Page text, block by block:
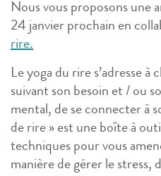
Nous vous proposons une
24 janvier prochain en
rire.
Le yoga du rire s’adresse
suivant son besoin et / ou
mental, de se connecter à
de rire » est une boîte à
techniques pour vous
manière de gérer le stress,